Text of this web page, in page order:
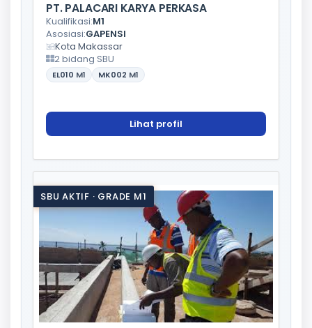
PT. PALACARI KARYA PERKASA
Kualifikasi:M1
Asosiasi:GAPENSI
Kota Makassar
2 bidang SBU
EL010 M1 MK002 M1
Lihat profil
SBU AKTIF · GRADE M1